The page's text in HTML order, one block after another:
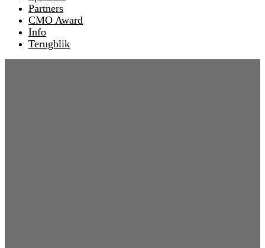
Partners
CMO Award
Info
Terugblik